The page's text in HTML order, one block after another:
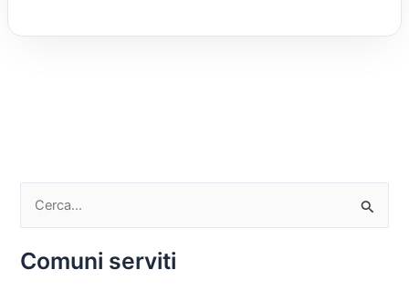
rComuni serviti